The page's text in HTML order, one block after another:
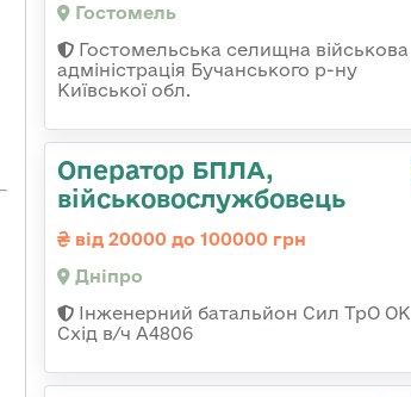
Гостомель
Гостомельська селищна військова
адміністрація Бучанського р-ну
Київської обл.
Оператор БПЛА,
військовослужбовець
від 20000 до 100000 грн
Дніпро
Інженерний батальйон Сил ТрО ОК
Схід в/ч А4806